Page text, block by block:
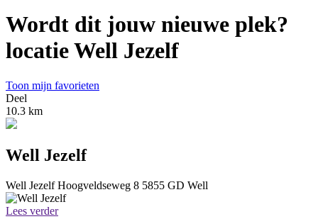
Wordt dit jouw nieuwe plek?
locatie Well Jezelf
Toon mijn favorieten
Deel
10.3 km
Well Jezelf
Well Jezelf Hoogveldseweg 8 5855 GD Well
Lees verder